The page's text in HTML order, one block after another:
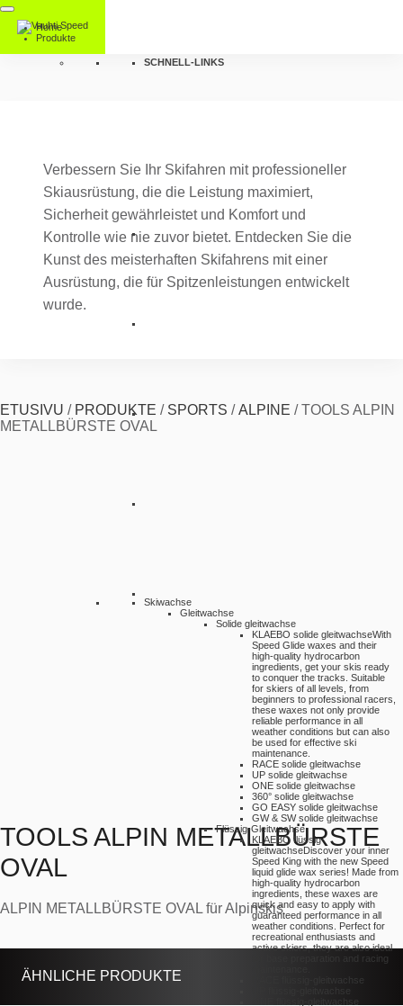
Home
Produkte
SCHNELL-LINKS
Skiwachse
Gleitwachse
Solide gleitwachse
KLAEBO solide gleitwachseWith
Speed Glide waxes and their
high-quality hydrocarbon
ingredients, get your skis ready
to conquer the tracks. Suitable
for skiers of all levels, from
beginners to professional racers,
these waxes not only provide
reliable performance in all
weather conditions but can also
be used for effective ski
maintenance.
RACE solide gleitwachse
UP solide gleitwachse
ONE solide gleitwachse
360° solide gleitwachse
GO EASY solide gleitwachse
GW & SW solide gleitwachse
Flüssig-Gleitwachse
KLAEBO flüssig-
gleitwachseDiscover your inner
Speed King with the new Speed
liquid glide wax series! Made from
high-quality hydrocarbon
ingredients, these waxes are
quick and easy to apply with
guaranteed performance in all
weather conditions. Perfect for
recreational enthusiasts and
active skiers, they are also ideal
for base preparation and racing
RACE flüssig-gleitwachse
Verbessern Sie Ihr Skifahren mit professioneller
Skiausrüstung, die die Leistung maximiert,
Sicherheit gewährleistet und Komfort und
Kontrolle wie nie zuvor bietet. Entdecken Sie die
Kunst des meisterhaften Skifahrens mit einer
Ausrüstung, die für Spitzenleistungen entwickelt
wurde.
ETUSIVU / PRODUKTE / SPORTS /ALPINE /TOOLS ALPIN
METALLBÜRSTE OVAL
TOOLS ALPIN METALLBÜRSTE
OVAL
ALPIN METALLBÜRSTE OVAL für Alpinskis
ÄHNLICHE PRODUKTE